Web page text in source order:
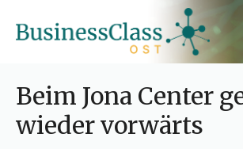
Beim Jona Center
wieder vorwärts